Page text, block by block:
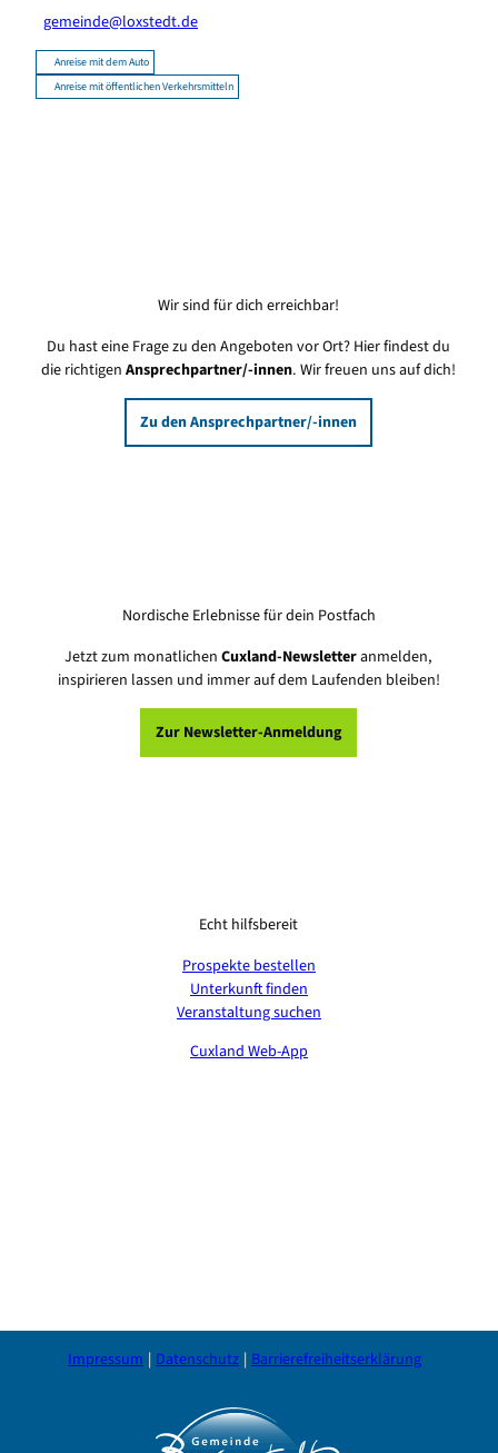
gemeinde@loxstedt.de
Anreise mit dem Auto
Anreise mit öffentlichen Verkehrsmitteln
Wir sind für dich erreichbar!
Du hast eine Frage zu den Angeboten vor Ort? Hier findest du
die richtigenAnsprechpartner/-innen. Wir freuen uns auf dich!
Zu den Ansprechpartner/-innen
Nordische Erlebnisse für dein Postfach
Jetzt zum monatlichenCuxland-Newsletteranmelden,
inspirieren lassen und immer auf dem Laufenden bleiben!
Zur Newsletter-Anmeldung
Echt hilfsbereit
Prospekte bestellen
Unterkunft finden
Veranstaltung suchen
Cuxland Web-App
Impressum Datenschutz Barrierefreiheitserklärung